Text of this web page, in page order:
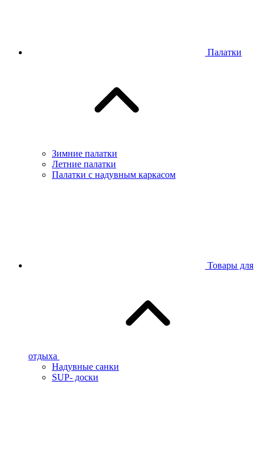
Палатки
Зимние палатки
Летние палатки
Палатки с надувным каркасом
Товары для
отдыха
Надувные санки
SUP- доски